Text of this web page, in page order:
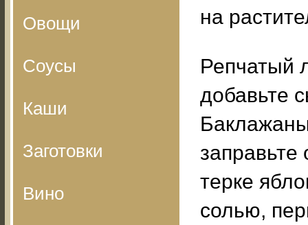
Овощи
Соусы
Каши
Заготовки
Вино
на
Репчатый
добавьте
терке
солью,